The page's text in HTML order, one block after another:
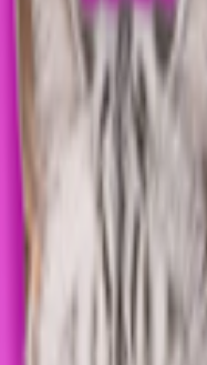
обращений